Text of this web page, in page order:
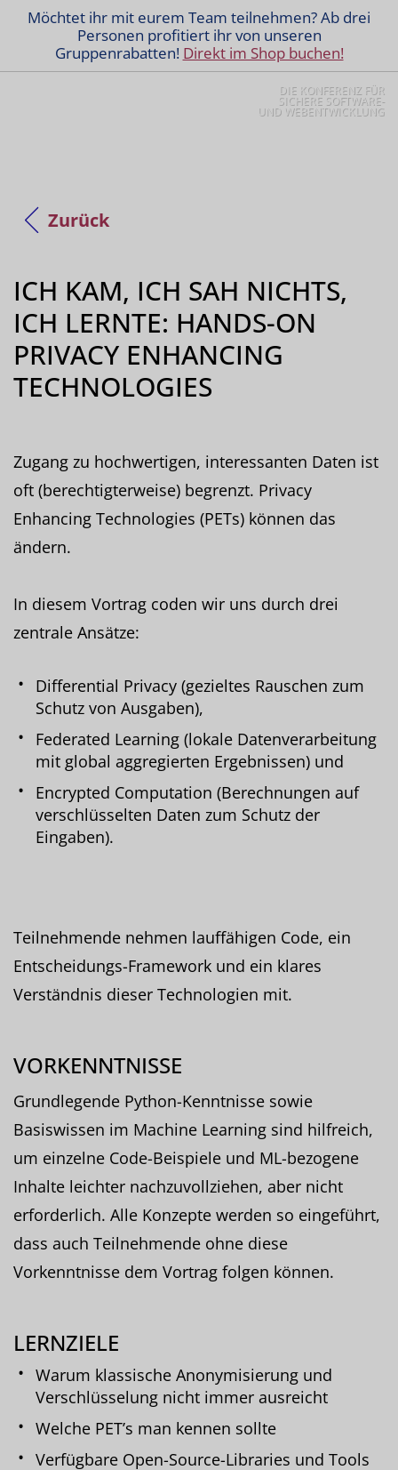
Möchtet ihr mit eurem Team teilnehmen? Ab drei
Personen profitiert ihr von unseren
Gruppenrabatten! Direkt im Shop buchen!
DIE KONFERENZ FÜR
SICHERE SOFTWARE-
UND WEBENTWICKLUNG
Zurück
ICH KAM, ICH SAH NICHTS,
ICH LERNTE: HANDS-ON
PRIVACY ENHANCING
TECHNOLOGIES
Zugang zu hochwertigen, interessanten Daten ist
oft (berechtigterweise) begrenzt. Privacy
Enhancing Technologies (PETs) können das
ändern.
In diesem Vortrag coden wir uns durch drei
zentrale Ansätze:
Differential Privacy (gezieltes Rauschen zum
Schutz von Ausgaben),
Federated Learning (lokale Datenverarbeitung
mit global aggregierten Ergebnissen) und
Encrypted Computation (Berechnungen auf
verschlüsselten Daten zum Schutz der
Eingaben).
Teilnehmende nehmen lauffähigen Code, ein
Entscheidungs-Framework und ein klares
Verständnis dieser Technologien mit.
VORKENNTNISSE
Grundlegende Python-Kenntnisse sowie
Basiswissen im Machine Learning sind hilfreich,
um einzelne Code-Beispiele und ML-bezogene
Inhalte leichter nachzuvollziehen, aber nicht
erforderlich. Alle Konzepte werden so eingeführt,
dass auch Teilnehmende ohne diese
Vorkenntnisse dem Vortrag folgen können.
LERNZIELE
Warum klassische Anonymisierung und
Verschlüsselung nicht immer ausreicht
Welche PET’s man kennen sollte
Verfügbare Open-Source-Libraries und Tools